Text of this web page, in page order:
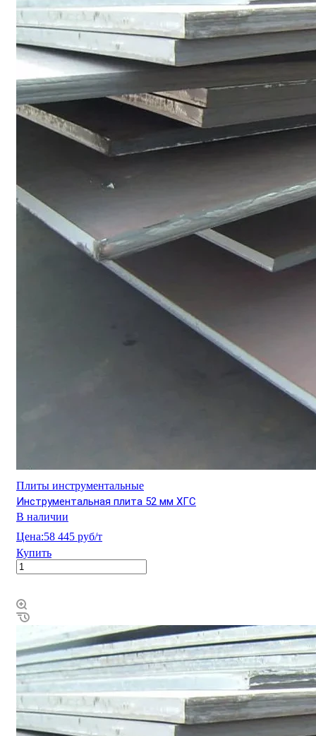
Плиты инструментальные
Инструментальная плита 52 мм ХГС
В наличии
Цена:58 445 руб/т
Купить